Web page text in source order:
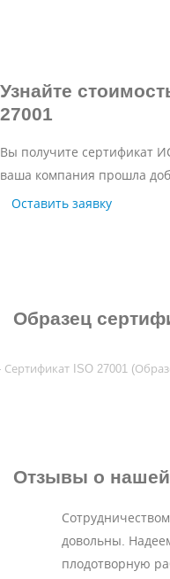
Узнайте
27001
Вы получите сертификат
ваша компания прошла
Оставить заявку
Образец
Сертификат ISO 27001
Отзывы о
довольны.
плодотворную